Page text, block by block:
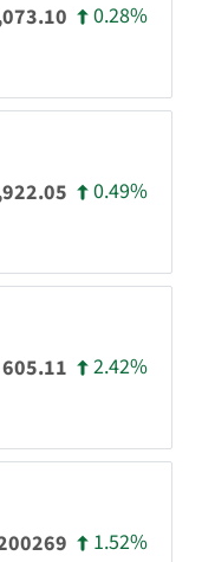
0.28%
0.49%
605.11 2.42%
1.52%